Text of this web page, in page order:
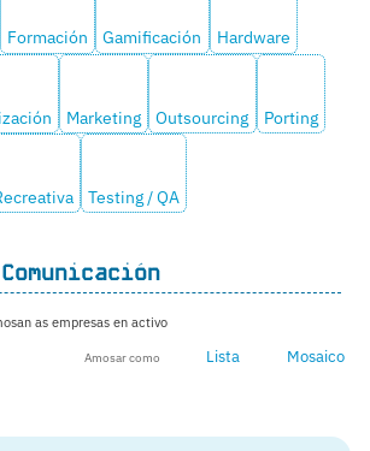
Formación Gamificación Hardware
Marketing Outsourcing Porting
Testing / QA
Comunicación
as empresas en activo
Amosar como Lista Mosaico